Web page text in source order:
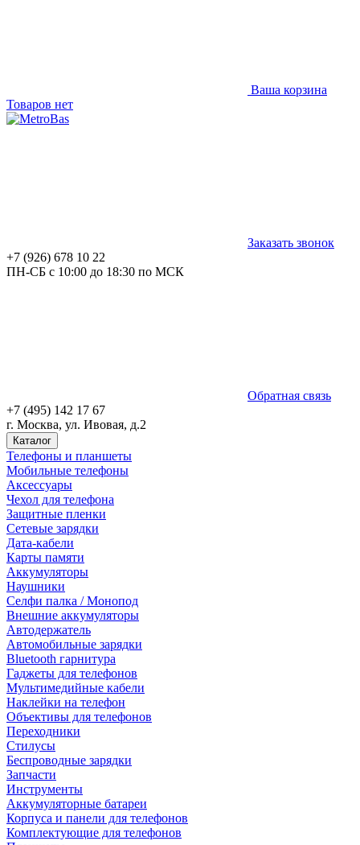
Ваша корзина
Товаров нет
Заказать звонок
+7 (926) 678 10 22
ПН-СБ с 10:00 до 18:30 по МСК
Обратная связь
+7 (495) 142 17 67
г. Москва, ул. Ивовая, д.2
Каталог
Телефоны и планшеты
Мобильные телефоны
Аксессуары
Чехол для телефона
Защитные пленки
Сетевые зарядки
Дата-кабели
Карты памяти
Аккумуляторы
Наушники
Селфи палка / Монопод
Внешние аккумуляторы
Автодержатель
Автомобильные зарядки
Bluetooth гарнитура
Гаджеты для телефонов
Мультимедийные кабели
Наклейки на телефон
Объективы для телефонов
Переходники
Стилусы
Беспроводные зарядки
Запчасти
Инструменты
Аккумуляторные батареи
Корпуса и панели для телефонов
Комплектующие для телефонов